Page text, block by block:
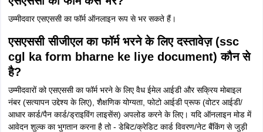
उम्मीदवार एसएससी का फॉर्म ऑनलाइन रूप से भर सकते हैं।
एसएससी सीजीएल का फॉर्म भरने के लिए दस्तावेज़ (ssc
cgl ka form bharne ke liye document) कौन से
है?
उम्मीदवारों को एसएससी का फॉर्म भरने के लिए वैध ईमेल आईडी और सक्रिय मोबाइल
नंबर (सत्यापन उद्देश्य के लिए), शैक्षणिक योग्यता, फोटो आईडी प्रूफ (वोटर आईडी/
आधार कार्ड/पैन कार्ड/ड्राइविंग लाइसेंस) अपलोड करने के लिए। यदि ऑनलाइन मोड में
आवेदन शुल्क का भुगतान करना है तो - डेबिट/क्रेडिट कार्ड विवरण/नेट बैंकिंग से जुड़ी